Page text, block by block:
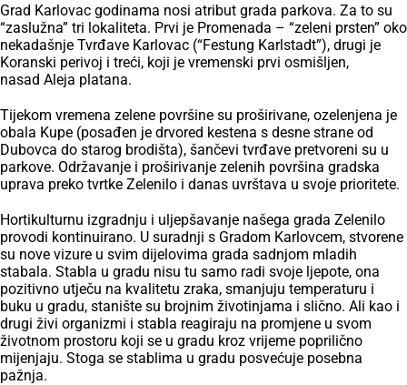
Grad Karlovac godinama nosi atribut grada parkova. Za to su
“zaslužna” tri lokaliteta. Prvi je Promenada – “zeleni prsten” oko
nekadašnje Tvrđave Karlovac (“Festung Karlstadt”), drugi je
Koranski perivoj i treći, koji je vremenski prvi osmišljen,
nasad Aleja platana.
Tijekom vremena zelene površine su proširivane, ozelenjena je
obala Kupe (posađen je drvored kestena s desne strane od
Dubovca do starog brodišta), šančevi tvrđave pretvoreni su u
parkove. Održavanje i proširivanje zelenih površina gradska
uprava preko tvrtke Zelenilo i danas uvrštava u svoje prioritete.
Hortikulturnu izgradnju i uljepšavanje našega grada Zelenilo
provodi kontinuirano. U suradnji s Gradom Karlovcem, stvorene
su nove vizure u svim dijelovima grada sadnjom mladih
stabala. Stabla u gradu nisu tu samo radi svoje ljepote, ona
pozitivno utječu na kvalitetu zraka, smanjuju temperaturu i
buku u gradu, stanište su brojnim životinjama i slično. Ali kao i
drugi živi organizmi i stabla reagiraju na promjene u svom
životnom prostoru koji se u gradu kroz vrijeme poprilično
mijenjaju. Stoga se stablima u gradu posvećuje posebna
pažnja.